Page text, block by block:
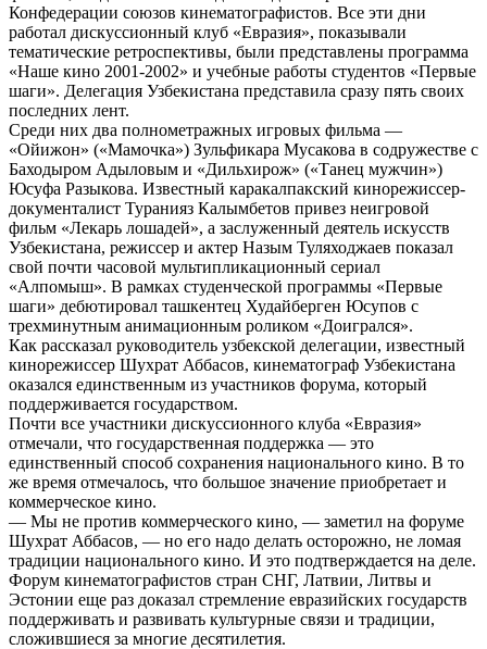
Конфедерации союзов кинематографистов. Все эти дни
работал дискуссионный клуб «Евразия», показывали
тематические ретроспективы, были представлены программа
«Наше кино 2001-2002» и учебные работы студентов «Первые
шаги». Делегация Узбекистана представила сразу пять своих
последних лент.
Среди них два полнометражных игровых фильма —
«Ойижон» («Мамочка») Зульфикара Мусакова в содружестве с
Баходыром Адыловым и «Дильхирож» («Танец мужчин»)
Юсуфа Разыкова. Известный каракалпакский кинорежиссер-
документалист Туранияз Калымбетов привез неигровой
фильм «Лекарь лошадей», а заслуженный деятель искусств
Узбекистана, режиссер и актер Назым Туляходжаев показал
свой почти часовой мультипликационный сериал
«Алпомыш». В рамках студенческой программы «Первые
шаги» дебютировал ташкентец Худайберген Юсупов с
трехминутным анимационным роликом «Доигрался».
Как рассказал руководитель узбекской делегации, известный
кинорежиссер Шухрат Аббасов, кинематограф Узбекистана
оказался единственным из участников форума, который
поддерживается государством.
Почти все участники дискуссионного клуба «Евразия»
отмечали, что государственная поддержка — это
единственный способ сохранения национального кино. В то
же время отмечалось, что большое значение приобретает и
коммерческое кино.
— Мы не против коммерческого кино, — заметил на форуме
Шухрат Аббасов, — но его надо делать осторожно, не ломая
традиции национального кино. И это подтверждается на деле.
Форум кинематографистов стран СНГ, Латвии, Литвы и
Эстонии еще раз доказал стремление евразийских государств
поддерживать и развивать культурные связи и традиции,
сложившиеся за многие десятилетия.